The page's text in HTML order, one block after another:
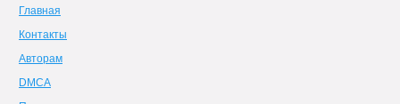
Главная
Контакты
Авторам
DMCA